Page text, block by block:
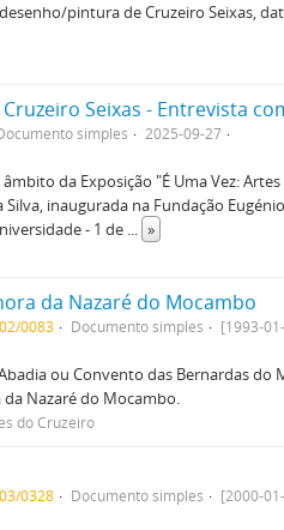
pintura de Cruzeiro Seixas,
Seixas - Entrevista
simples
2025-09-27
da Exposição "É Uma Vez:
inaugurada na Fundação
- 1 de ... »
da Nazaré do Mocambo
0083 Documento simples
[1993-
ou Convento das Bernardas
Nazaré do Mocambo.
do Cruzeiro
0328 Documento simples
[2000-